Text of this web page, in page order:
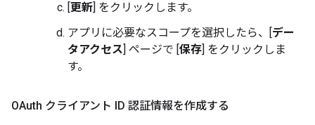
更新 ] をクリックします。
アプリに必要なスコープを選択したら、[ デー
タアクセス ] ページで [ 保存 ] をクリックしま
す。
OAuth クライアント ID 認証情報を作成する